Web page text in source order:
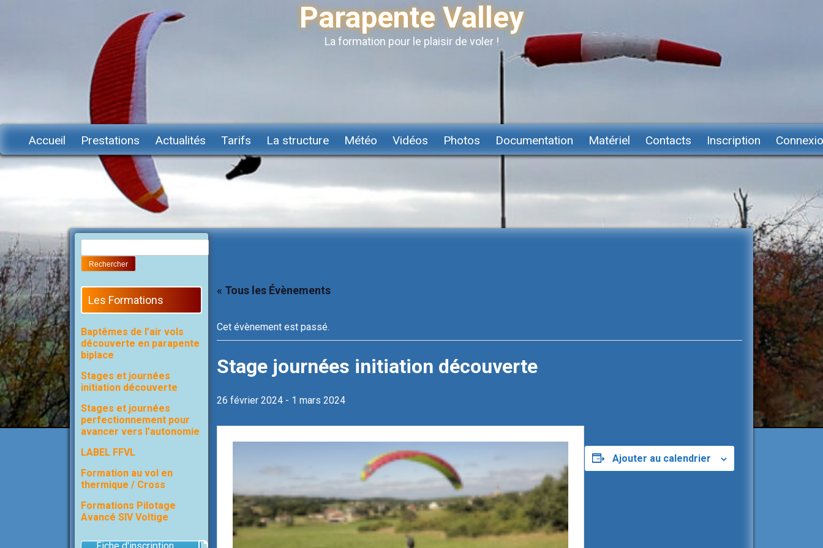
Parapente Valley
La formation pour le plaisir de voler !
Accueil Prestations Actualités Tarifs La structure Météo Vidéos Photos Documentation Matériel Contacts Inscription
« Tous les Évènements
Cet évènement est passé.
Stage journées initiation découverte
26 février 2024 - 1 mars 2024
Ajouter au calendrier
Rechercher :
Les Formations
Baptêmes de l’air vols
découverte en parapente
biplace
Stages et journées
initiation découverte
Stages et journées
perfectionnement pour
avancer vers l’autonomie
LABEL FFVL
Formation au vol en
thermique / Cross
Formations Pilotage
Avancé SIV Voltige